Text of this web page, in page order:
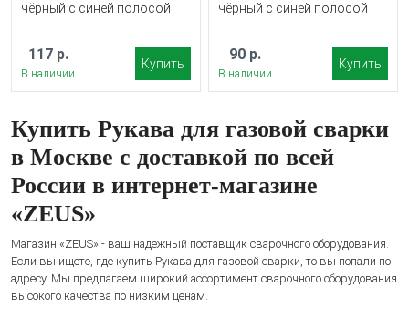
чёрный с синей полосой
117 р.
В наличии
Купить
чёрный с синей полосой
90 р.
В наличии
Купить
Купить Рукава для газовой сварки
в Москве с доставкой по всей
России в интернет-магазине
«ZEUS»
Магазин «ZEUS» - ваш надежный поставщик сварочного оборудования.
Если вы ищете, где купить Рукава для газовой сварки, то вы попали по
адресу. Мы предлагаем широкий ассортимент сварочного оборудования
высокого качества по низким ценам.